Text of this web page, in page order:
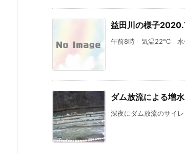
益田川の様子
午前8時 気温22℃ 水位
ダム放流による増水
深夜にダム放流のサイ